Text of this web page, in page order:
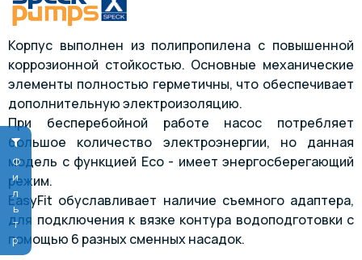
Фильтр
Корпус выполнен из полипропилена с повышенной
коррозионной стойкостью. Основные механические
элементы полностью герметичны, что обеспечивает
дополнительную электроизоляцию.
При бесперебойной работе насос потребляет
большое количество электроэнергии, но данная
модель с функцией Eco - имеет энергосберегающий
режим.
EasyFit обуславливает наличие съемного адаптера,
для подключения к вязке контура водоподготовки с
помощью 6 разных сменных насадок.